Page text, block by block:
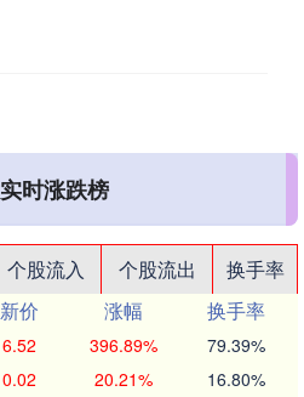
时涨跌榜
个股流入 个股流出
换手率
价 涨幅
换手率
396.89% 79.39%
20.21% 16.80%